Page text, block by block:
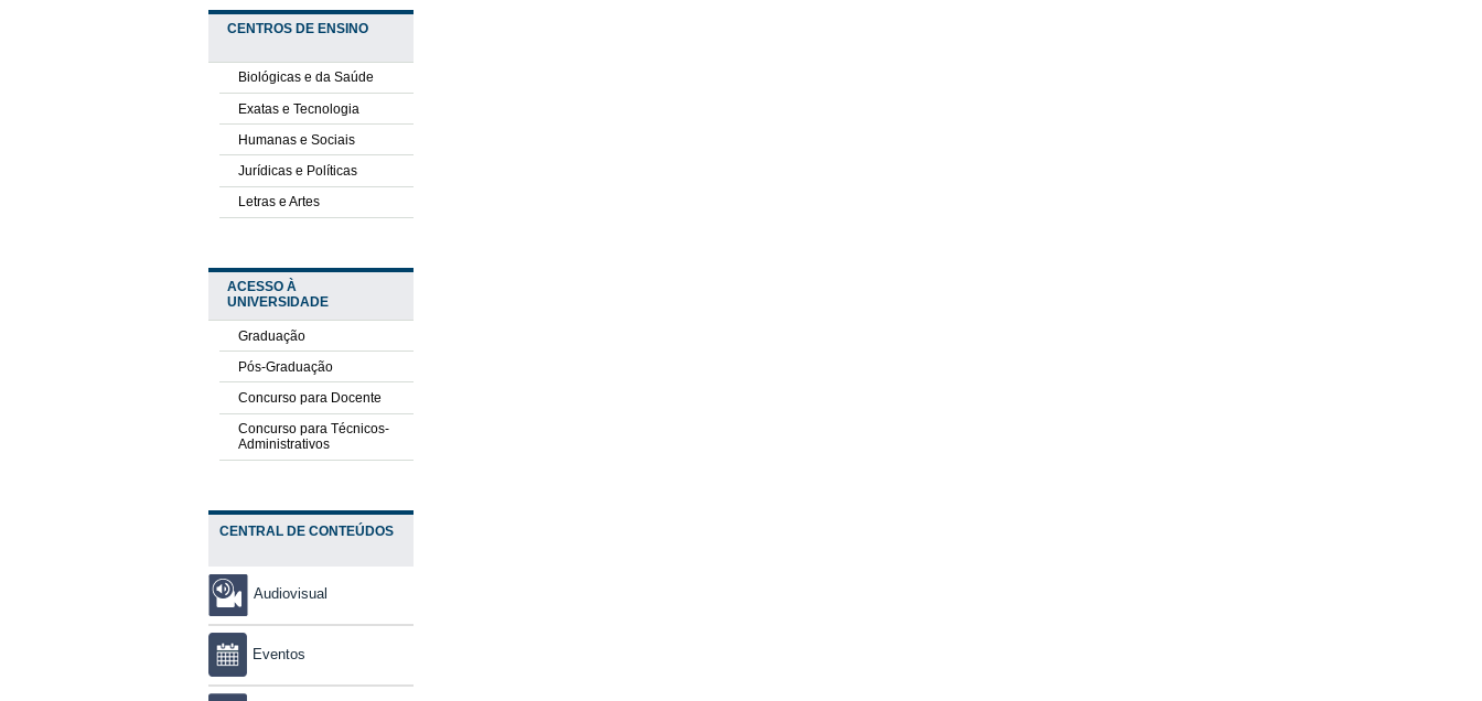
CENTROS DE ENSINO
Biológicas e da Saúde
Exatas e Tecnologia
Humanas e Sociais
Jurídicas e Políticas
Letras e Artes
ACESSO À
UNIVERSIDADE
Graduação
Pós-Graduação
Concurso para Docente
Concurso para Técnicos-
Administrativos
CENTRAL DE CONTEÚDOS
Audiovisual
Eventos